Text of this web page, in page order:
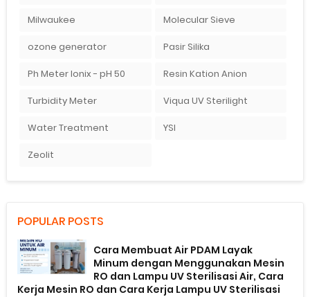
Milwaukee Molecular Sieve
ozone generator Pasir Silika
Ph Meter Ionix - pH 50 Resin Kation Anion
Turbidity Meter Viqua UV Sterilight
Water Treatment YSI
Zeolit
POPULAR POSTS
Cara Membuat Air PDAM Layak
Minum dengan Menggunakan Mesin
RO dan Lampu UV Sterilisasi Air, Cara
Kerja Mesin RO dan Cara Kerja Lampu UV Sterilisasi